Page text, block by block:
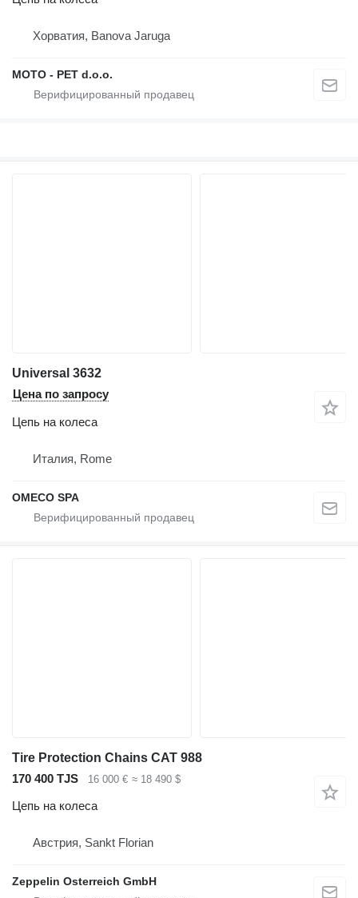
Хорватия, Banova Jaruga
MOTO - PET d.o.o.
Universal 3632
Цена по запросу
Цепь на колеса
Италия, Rome
OMECO SPA
Tire Protection Chains CAT 988
170 400 TJS
16 000 € ≈ 18 490 $
Цепь на колеса
Австрия, Sankt Florian
Zeppelin Osterreich GmbH